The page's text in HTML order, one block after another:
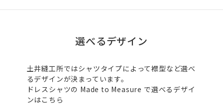
選べるデザイン
土井縫工所ではシャツタイプによって襟型など選べ
るデザインが決まっています。
ドレスシャツの Made to Measure で選べるデザイ
ンはこちら